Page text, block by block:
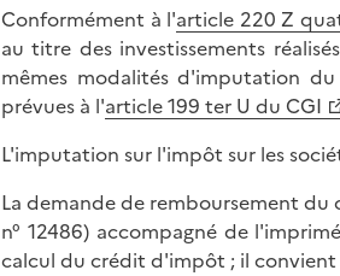
Conformément à l'article 220 Z
au titre des investissements
mêmes modalités d'imputation
prévues à l'article 199 ter U du CGI
L'imputation sur l'impôt sur les
La demande de remboursement
n° 12486) accompagné de
calcul du crédit d'impôt ; il convient